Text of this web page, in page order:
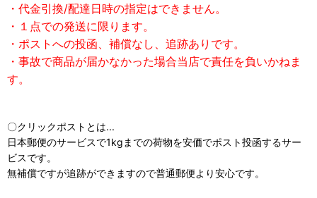
・代金引換/配達日時の指定はできません。
・１点での発送に限ります。
・ポストへの投函、補償なし、追跡ありです。
・事故で商品が届かなかった場合当店で責任を負いかねま
す。
〇クリックポストとは...
日本郵便のサービスで1kgまでの荷物を安価でポスト投函するサー
ビスです。
無補償ですが追跡ができますので普通郵便より安心です。